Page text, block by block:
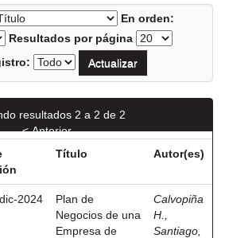
En orden:
Resultados por página
resultados 2 a 2 de 2
< Anterior
Título Autor(es)
2024
Plan de
Negocios de una
Empresa de
Calvopiña
H.,
Santiago,